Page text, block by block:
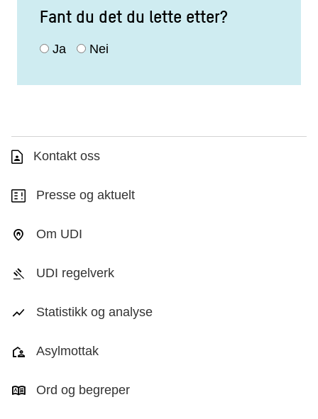
Fant du det du lette etter?
Ja Nei
Kontakt oss
Presse og aktuelt
Om UDI
UDI regelverk
Statistikk og analyse
Asylmottak
Ord og begreper